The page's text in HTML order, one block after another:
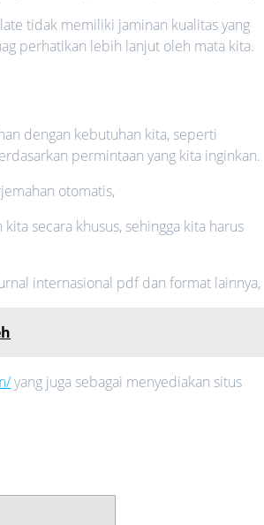
tidak memiliki jaminan kualitas yang
perhatikan lebih lanjut oleh mata kita.
dengan kebutuhan kita, seperti
permintaan yang kita inginkan.
otomatis,
secara khusus, sehingga kita harus
internasional pdf dan format lainnya,
yang juga sebagai menyediakan situs